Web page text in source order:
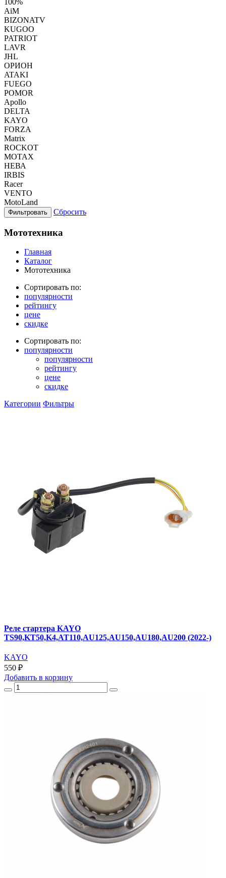
100%
AiM
BIZONATV
KUGOO
PATRIOT
LAVR
JHL
ОРИОН
ATAKI
FUEGO
POMOR
Apollo
DELTA
KAYO
FORZA
Matrix
ROCKOT
MOTAX
НЕВА
IRBIS
Racer
VENTO
MotoLand
Фильтровать Сбросить
Мототехника
Главная
Каталог
Мототехника
Сортировать по:
популярности
рейтингу
цене
скидке
Сортировать по:
популярности
популярности
рейтингу
цене
скидке
Категории Фильтры
Реле стартера KAYO
TS90,KT50,K4,AT110,AU125,AU150,AU180,AU200 (2022-)
KAYO
550 ₽
Добавить в корзину